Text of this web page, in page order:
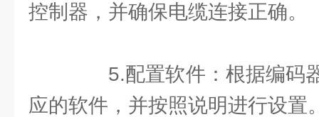
控制器，并确保电缆连接正确。
5.配置软件：根据编码
应的软件，并按照说明进行设置